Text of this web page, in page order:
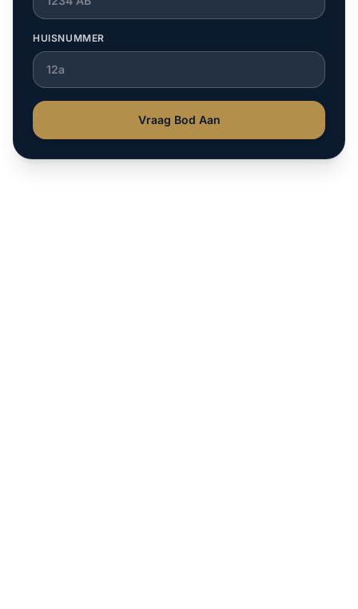
HUISNUMMER
Vraag Bod Aan